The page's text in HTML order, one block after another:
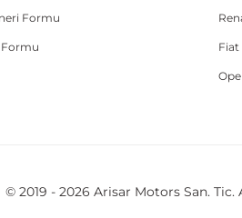
Formu
Formu Fiat
© 2019 - 2026 Arisar Motors San. Tic.